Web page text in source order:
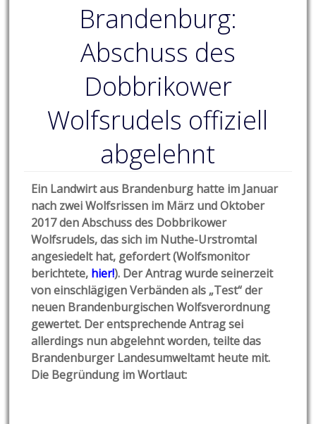
Brandenburg:
Abschuss des
Dobbrikower
Wolfsrudels offiziell
abgelehnt
Ein Landwirt aus Brandenburg hatte im Januar
nach zwei Wolfsrissen im März und Oktober
2017 den Abschuss des Dobbrikower
Wolfsrudels, das sich im Nuthe-Urstromtal
angesiedelt hat, gefordert (Wolfsmonitor
berichtete, hier!). Der Antrag wurde seinerzeit
von einschlägigen Verbänden als „Test“ der
neuen Brandenburgischen Wolfsverordnung
gewertet. Der entsprechende Antrag sei
allerdings nun abgelehnt worden, teilte das
Brandenburger Landesumweltamt heute mit.
Die Begründung im Wortlaut: